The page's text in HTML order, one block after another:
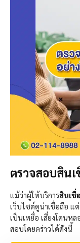
ตรวจสอบสิน
แม้ว่าผู้ให้บริการสินเชื่
เว็บไซต์ดูน่าเชื่อถือ แ
เป็นเหยื่อ เสี่ยงโดนห
สอบโดยคร่าวได้ดังนี้